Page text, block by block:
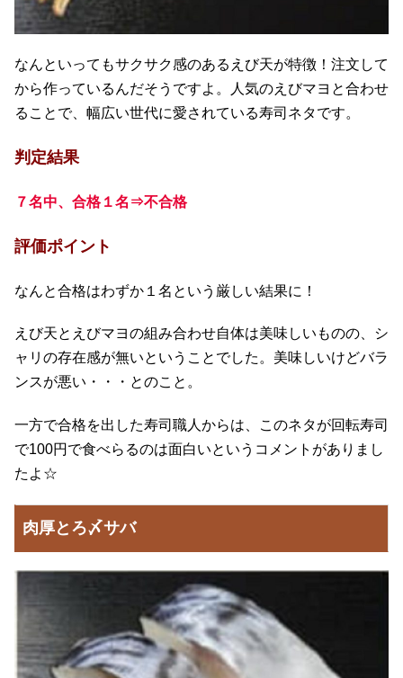
なんといってもサクサク感のあるえび天が特徴！注文して
から作っているんだそうですよ。人気のえびマヨと合わせ
ることで、幅広い世代に愛されている寿司ネタです。
判定結果
７名中、合格１名⇒不合格
評価ポイント
なんと合格はわずか１名という厳しい結果に！
えび天とえびマヨの組み合わせ自体は美味しいものの、シ
ャリの存在感が無いということでした。美味しいけどバラ
ンスが悪い・・・とのこと。
一方で合格を出した寿司職人からは、このネタが回転寿司
で100円で食べらるのは面白いというコメントがありまし
たよ☆
肉厚とろ〆サバ